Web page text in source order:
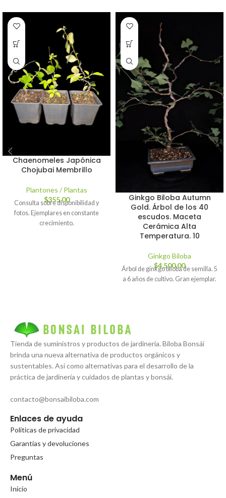
Chaenomeles Japónica
Chojubai Membrillo
Plantones / Plantas
$355.00
Consulta sobre disponibilidad y
fotos. Ejemplares en constante
crecimiento.
Ginkgo Biloba Autumn
Gold. Árbol de los 40
escudos. Maceta
Cerámica Alta
Temperatura. 10
Ginkgo Biloba
$4,500.00
Árbol de ginkgo biloba de semilla. 5
a 6 años de cultivo. Gran ejemplar.
Tienda de suministros y productos de jardinería. Biloba Bonsái
brinda una nueva alternativa de productos orgánicos y
sustentables. Así como alternativas para el desarrollo de la
práctica de jardinería y cuidados de plantas y bonsái.
contacto@bonsaibiloba.com
Enlaces de ayuda
Políticas de privacidad
Garantias y devoluciones
Preguntas
Menú
Inicio